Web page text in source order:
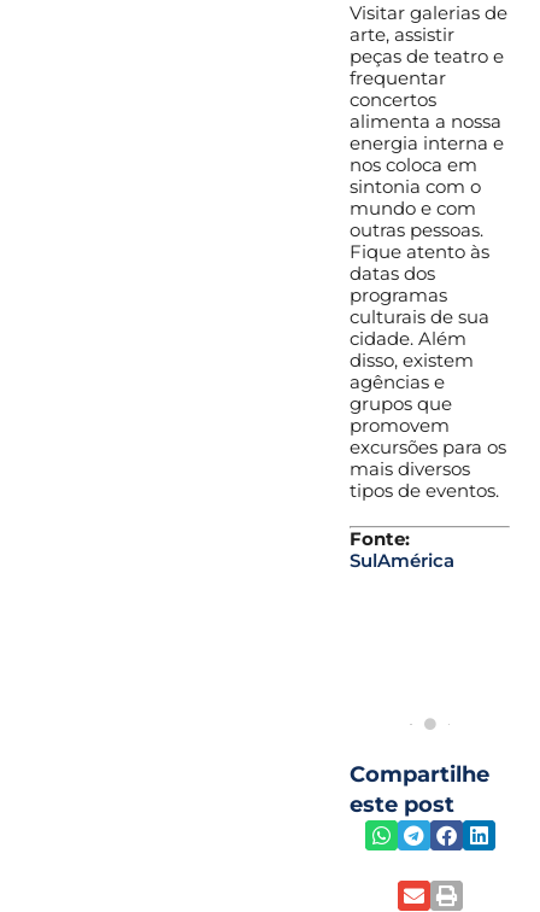
Visitar galerias de
arte, assistir
peças de teatro e
frequentar
concertos
alimenta a nossa
energia interna e
nos coloca em
sintonia com o
mundo e com
outras pessoas.
Fique atento às
datas dos
programas
culturais de sua
cidade. Além
disso, existem
agências e
grupos que
promovem
excursões para os
mais diversos
tipos de eventos.
Fonte:
SulAmérica
Compartilhe
este post